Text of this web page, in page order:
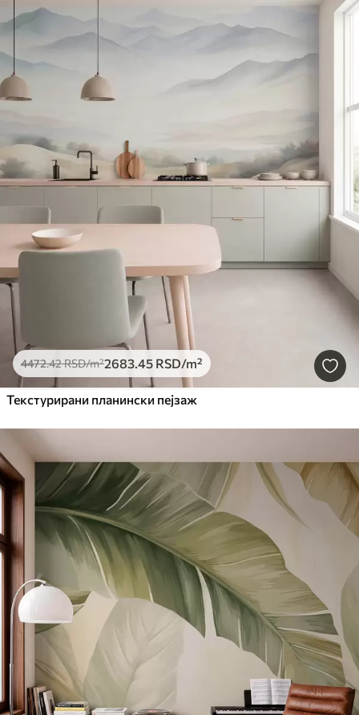
4472.42RSD/m²2683.45 RSD/m²
Текстурирани планински пејзаж